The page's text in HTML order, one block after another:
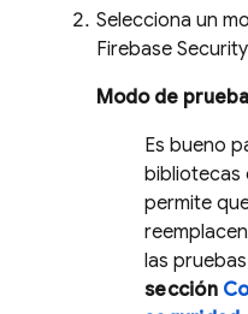
Selecciona un
Firebase
Modo de prueba
Es bueno
bibliotecas
permite
las
sección